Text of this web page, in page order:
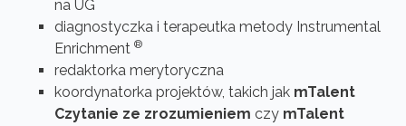
na UG
diagnostyczka i terapeutka metody Instrumental
Enrichment ®
redaktorka merytoryczna
koordynatorka projektów, takich jak mTalent
Czytanie ze zrozumieniem czy mTalent